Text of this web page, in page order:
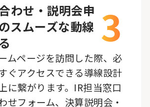
わせ・説明会申
スムーズな動線 3
ムページを訪問した際、必
ぐアクセスできる導線設計
に繋がります。IR担当窓口
せフォーム、決算説明会・